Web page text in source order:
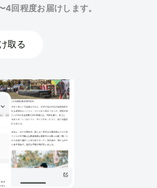
回程度お届けします。
取る